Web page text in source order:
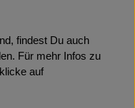
findest Du auch
Für mehr Infos zu
auf